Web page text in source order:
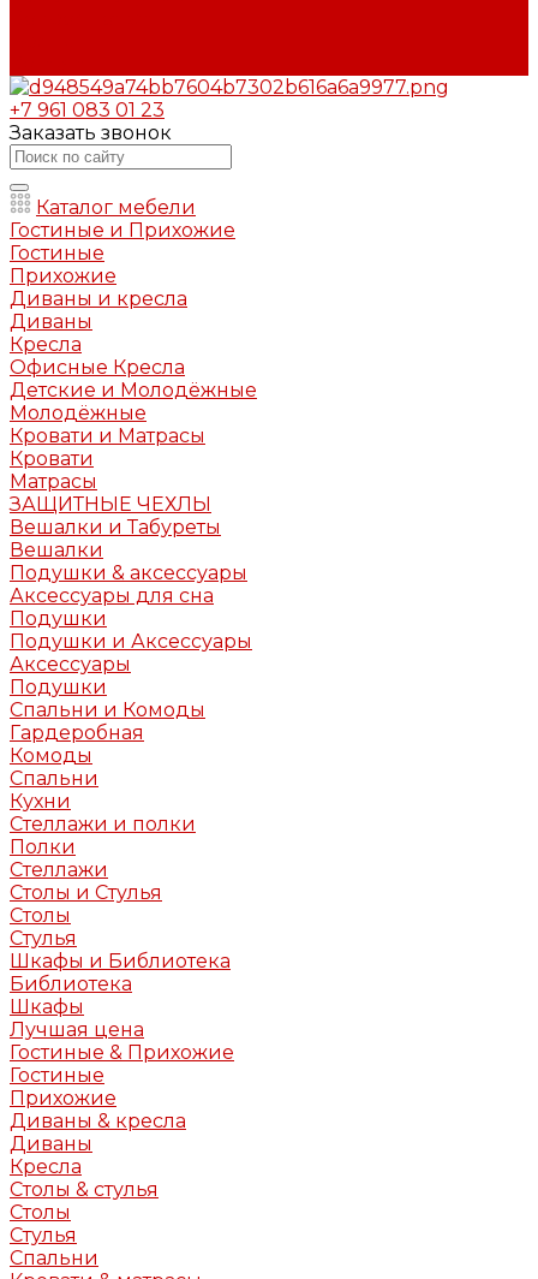
+7 961 083 01 23
Заказать звонок
Каталог мебели
Гостиные и Прихожие
Гостиные
Прихожие
Диваны и кресла
Диваны
Кресла
Офисные Кресла
Детские и Молодёжные
Молодёжные
Кровати и Матрасы
Кровати
Матрасы
ЗАЩИТНЫЕ ЧЕХЛЫ
Вешалки и Табуреты
Вешалки
Подушки & аксессуары
Аксессуары для сна
Подушки
Подушки и Аксессуары
Аксессуары
Подушки
Спальни и Комоды
Гардеробная
Комоды
Спальни
Кухни
Стеллажи и полки
Полки
Стеллажи
Столы и Стулья
Столы
Стулья
Шкафы и Библиотека
Библиотека
Шкафы
Лучшая цена
Гостиные & Прихожие
Гостиные
Прихожие
Диваны & кресла
Диваны
Кресла
Столы & стулья
Столы
Стулья
Спальни